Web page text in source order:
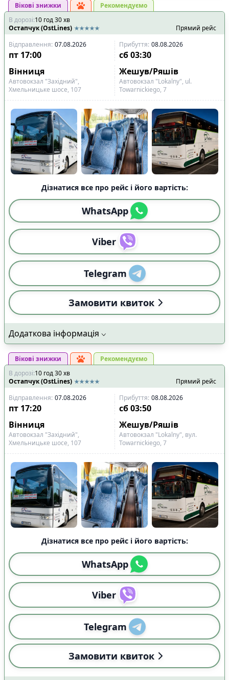
Вікові знижки
Рекомендуємо
В дорозі:10 год30хв
Остапчук (OstLines)
Прямий рейс
Відправлення: 07.08.2026 Прибуття: 08.08.2026
пт 17:00 сб 03:30
Вінниця
Жешув/Ряшів
Автовокзал "Західний",
Хмельницьке шосе, 107
Автовокзал "Lokalny", ul.
Towarnickiego, 7
Дізнатися все про рейс і його вартість:
WhatsApp
Viber
Telegram
Замовити квиток
Додаткова інформація
Вікові знижки
Рекомендуємо
В дорозі:10 год30хв
Остапчук (OstLines)
Прямий рейс
Відправлення: 07.08.2026 Прибуття: 08.08.2026
пт 17:20 сб 03:50
Вінниця
Жешув/Ряшів
Автовокзал "Західний",
Хмельницьке шосе, 107
Автовокзал "Lokalny", вул.
Towarnickiego, 7
Дізнатися все про рейс і його вартість:
WhatsApp
Viber
Telegram
Замовити квиток